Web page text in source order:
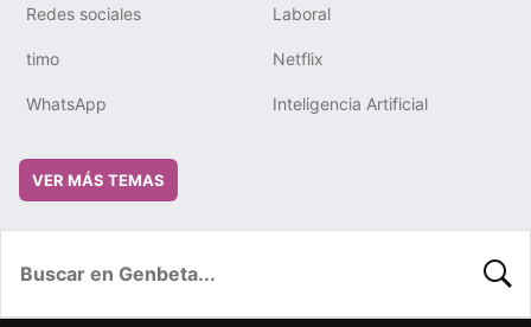
Redes sociales Laboral
timo Netflix
WhatsApp Inteligencia Artificial
VER MÁS TEMAS